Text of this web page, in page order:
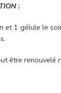
:
et 1 gélule le
être renouvelé